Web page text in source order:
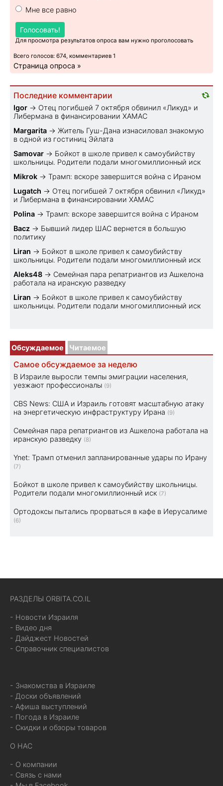
Мне все равно
Голосовать!
Для просмотра результатов опроса вам нужно проголосовать
Всего голосов: 674, комментариев 1
Страница опроса »
Последние комментарии
Igor → Отец погибшей 7 октября обвинил «Ликуд» и
Либермана в финансировании ХАМАС
Margarita → Житель Гуш-Дана изнасиловал знакомую
в одной из гостиниц Эйлата
Samovar → Бойкот в школе привел к самоубийству
школьницы. Родители подали многомиллионный иск
Mikrok → Трамп: вскоре завершится война с Ираном
Lugatch → Отец погибшей 7 октября обвинил «Ликуд»
и Либермана в финансировании ХАМАС
Polina → Трамп: вскоре завершится война с Ираном
Bacz → Бывший лидер ШАС вернется в большую
политику
Liran → Бойкот в школе привел к самоубийству
школьницы. Родители подали многомиллионный иск
Aleks48 → Семейная пара репатриантов из Ашкелона
работала на иранскую разведку
Liran → Бойкот в школе привел к самоубийству
школьницы. Родители подали многомиллионный иск
Обсуждаемое Читаемое
Самое обсуждаемое за неделю
В Израиле выросли темпы эмиграции населения,
уезжают профессионалы (9)
CBS News: США и Израиль готовят масштабную атаку
на энергетическую инфраструктуру Ирана (9)
Семейная пара репатриантов из Ашкелона работала на
иранскую разведку (8)
Ynet: Трамп отменил запланированные удары по Ирану
(7)
Бойкот в школе привел к самоубийству школьницы.
Родители подали многомиллионный иск (7)
Ортодоксы пытались прорваться в кафе в Иерусалиме
(6)
РАЗДЕЛЫ ORBITA.CO.IL
- Новости Израиля
- Видео дня
- Дайджест Новостей
- Справочник специалистов
- Знакомства в Израиле
- Доски объявлений
- Афиша выступлений
- Погода в Израиле
- Скидки и обзоры товаров
О НАС
- О компании
- Связь с нами